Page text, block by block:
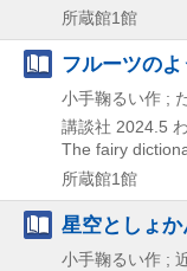
所蔵館1館
フルーツのよ
小手鞠るい作 ;
講談社 2024.5
The fairy
所蔵館1館
星空としょ
小手鞠るい作 ;